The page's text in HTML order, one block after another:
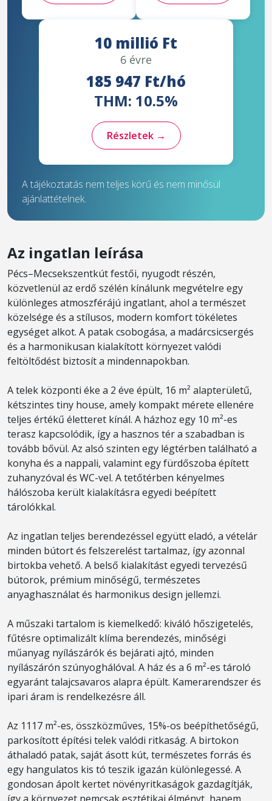
10 millió Ft
6 évre
185 947 Ft/hó
THM: 10.5%
Részletek →
A tájékoztatás nem teljes körű és nem minősül
ajánlattételnek.
Az ingatlan leírása
Pécs–Mecsekszentkút festői, nyugodt részén,
közvetlenül az erdő szélén kínálunk megvételre egy
különleges atmoszférájú ingatlant, ahol a természet
közelsége és a stílusos, modern komfort tökéletes
egységet alkot. A patak csobogása, a madárcsicsergés
és a harmonikusan kialakított környezet valódi
feltöltődést biztosít a mindennapokban.
A telek központi éke a 2 éve épült, 16 m² alapterületű,
kétszintes tiny house, amely kompakt mérete ellenére
teljes értékű életteret kínál. A házhoz egy 10 m²-es
terasz kapcsolódik, így a hasznos tér a szabadban is
tovább bővül. Az alsó szinten egy légtérben található a
konyha és a nappali, valamint egy fürdőszoba épített
zuhanyzóval és WC-vel. A tetőtérben kényelmes
hálószoba került kialakításra egyedi beépített
tárolókkal.
Az ingatlan teljes berendezéssel együtt eladó, a vételár
minden bútort és felszerelést tartalmaz, így azonnal
birtokba vehető. A belső kialakítást egyedi tervezésű
bútorok, prémium minőségű, természetes
anyaghasználat és harmonikus design jellemzi.
A műszaki tartalom is kiemelkedő: kiváló hőszigetelés,
fűtésre optimalizált klíma berendezés, minőségi
műanyag nyílászárók és bejárati ajtó, minden
nyílászárón szúnyoghálóval. A ház és a 6 m²-es tároló
egyaránt talajcsavaros alapra épült. Kamerarendszer és
ipari áram is rendelkezésre áll.
Az 1117 m²-es, összközműves, 15%-os beépíthetőségű,
parkosított építési telek valódi ritkaság. A birtokon
áthaladó patak, saját ásott kút, természetes forrás és
egy hangulatos kis tó teszik igazán különlegessé. A
gondosan ápolt kertet növényritkaságok gazdagítják,